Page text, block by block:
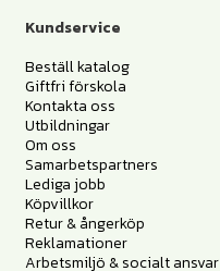
Kundservice
Beställ katalog
Giftfri förskola
Kontakta oss
Utbildningar
Om oss
Samarbetspartners
Lediga jobb
Köpvillkor
Retur & ångerköp
Reklamationer
Arbetsmiljö & socialt ansvar